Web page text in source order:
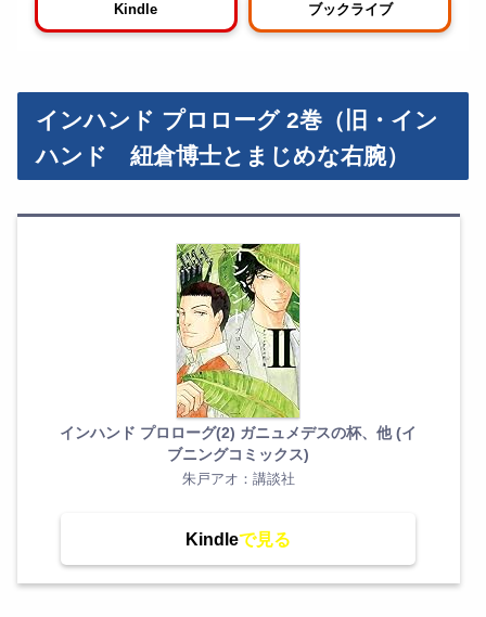
Kindle ブックライブ
インハンド プロローグ 2巻（旧・イン
ハンド 紐倉博士とまじめな右腕）
インハンド プロローグ(2) ガニュメデスの杯、他 (イ
ブニングコミックス)
朱戸アオ：講談社
Kindle